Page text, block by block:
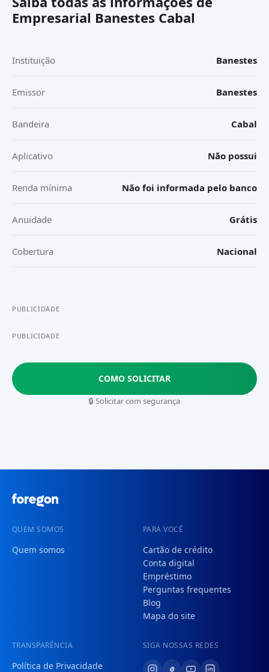
Empresarial Banestes Cabal
Instituição Banestes
Emissor Banestes
Bandeira Cabal
Aplicativo Não possui
Renda mínima Não foi informada pelo banco
Anuidade Grátis
Cobertura Nacional
PUBLICIDADE
PUBLICIDADE
COMO SOLICITAR
🔒 Solicitar com segurança
QUEM SOMOS
Quem somos
PARA VOCÊ
Cartão de crédito
Conta digital
Empréstimo
Perguntas frequentes
Blog
Mapa do site
TRANSPARÊNCIA
Política de Privacidade
SIGA NOSSAS REDES